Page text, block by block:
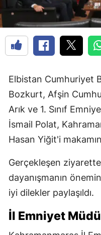
Elbistan Cumhuriyet
Bozkurt, Afşin
Arık ve 1. Sınıf
İsmail Polat,
Hasan Yiğit'i
Gerçekleşen
dayanışmanın
iyi dilekler paylaşıldı.
İl Emniyet